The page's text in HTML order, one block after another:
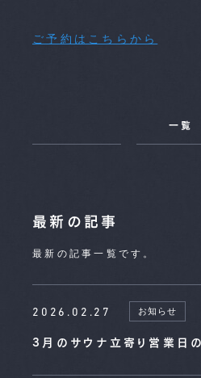
ご予約はこちらから
一覧
最新の記事
最新の記事一覧です。
2026.02.27 お知らせ
3月のサウナ立寄り営業日